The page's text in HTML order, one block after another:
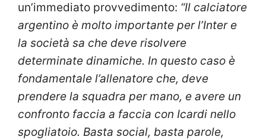
un’immediato provvedimento: “Il calciatore
argentino è molto importante per l’Inter e
la società sa che deve risolvere
determinate dinamiche. In questo caso è
fondamentale l’allenatore che, deve
prendere la squadra per mano, e avere un
confronto faccia a faccia con Icardi nello
spogliatoio. Basta social, basta parole,